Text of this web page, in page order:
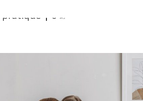
pratique | 0